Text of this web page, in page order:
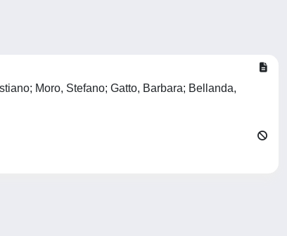
Moro, Stefano; Gatto, Barbara; Bellanda,